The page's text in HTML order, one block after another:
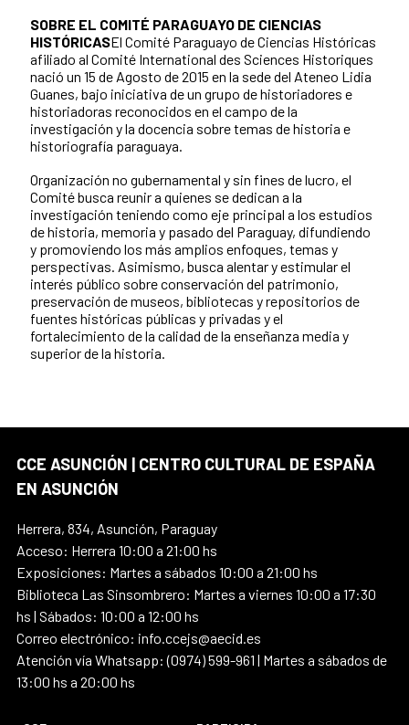
SOBRE EL COMITÉ PARAGUAYO DE CIENCIAS
HISTÓRICASEl Comité Paraguayo de Ciencias Históricas
afiliado al Comité International des Sciences Historiques
nació un 15 de Agosto de 2015 en la sede del Ateneo Lidia
Guanes, bajo iniciativa de un grupo de historiadores e
historiadoras reconocidos en el campo de la
investigación y la docencia sobre temas de historia e
historiografía paraguaya.
Organización no gubernamental y sin fines de lucro, el
Comité busca reunir a quienes se dedican a la
investigación teniendo como eje principal a los estudios
de historia, memoria y pasado del Paraguay, difundiendo
y promoviendo los más amplios enfoques, temas y
perspectivas. Asimismo, busca alentar y estimular el
interés público sobre conservación del patrimonio,
preservación de museos, bibliotecas y repositorios de
fuentes históricas públicas y privadas y el
fortalecimiento de la calidad de la enseñanza media y
superior de la historia.
CCE ASUNCIÓN | CENTRO CULTURAL DE ESPAÑA
EN ASUNCIÓN
Herrera, 834, Asunción, Paraguay
Acceso: Herrera 10:00 a 21:00 hs
Exposiciones: Martes a sábados 10:00 a 21:00 hs
Biblioteca Las Sinsombrero: Martes a viernes 10:00 a 17:30
hs | Sábados: 10:00 a 12:00 hs
Correo electrónico: info.ccejs@aecid.es
Atención vía Whatsapp: (0974) 599-961 | Martes a sábados de
13:00 hs a 20:00 hs